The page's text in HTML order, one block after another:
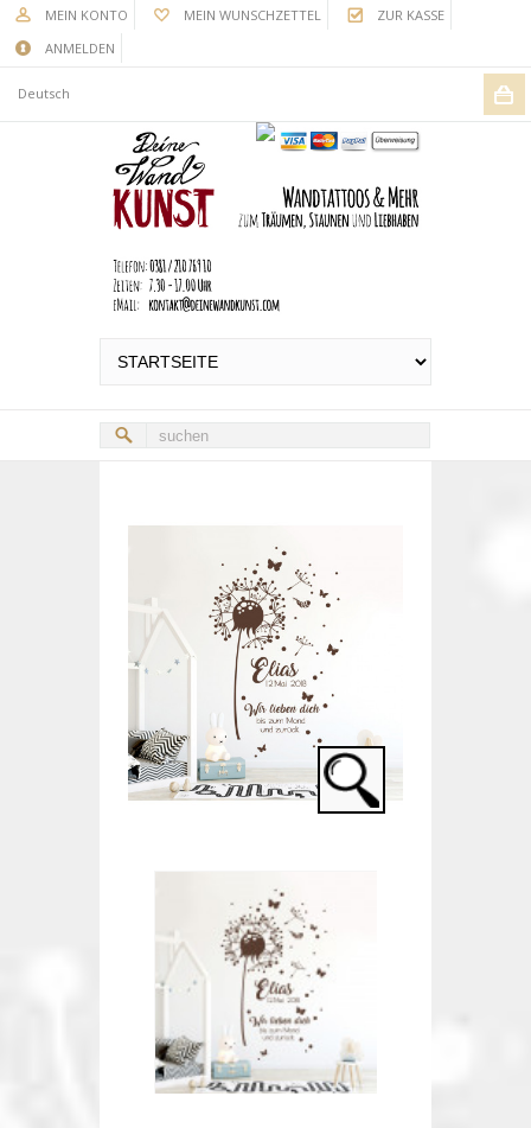
MEIN KONTO MEIN WUNSCHZETTEL
ZUR KASSE
ANMELDEN
Deutsch